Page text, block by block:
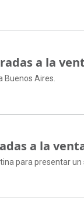
a la
Buenos Aires.
a la
para presentar un